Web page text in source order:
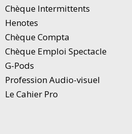
Chèque Intermittents
Henotes
Chèque Compta
Chèque Emploi Spectacle
G-Pods
Profession Audio-visuel
Le Cahier Pro